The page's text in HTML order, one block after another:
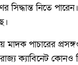
সিদ্ধান্ত নিতে
মাদক পাচারের
ক্যাবিনেট কোনও